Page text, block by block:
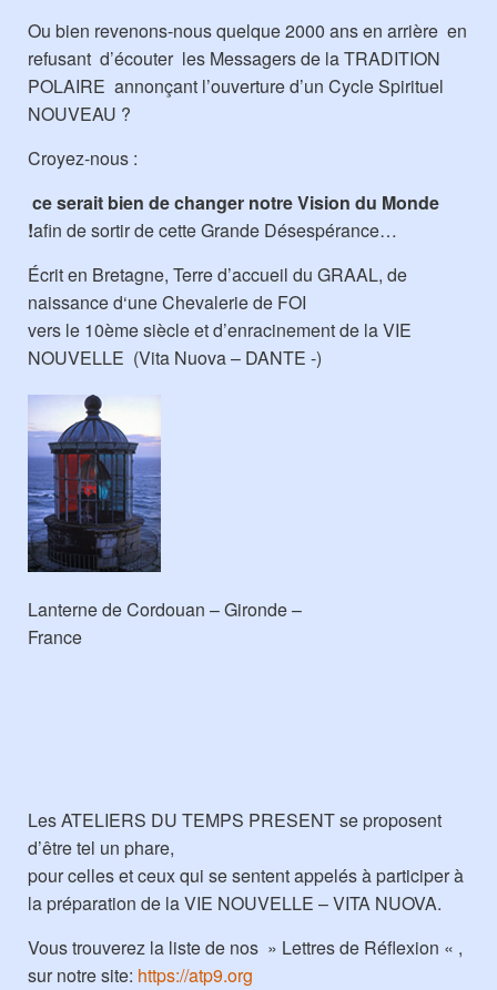
Ou bien revenons-nous quelque 2000 ans en arrière en
refusant d’écouter les Messagers de la TRADITION
POLAIRE annonçant l’ouverture d’un Cycle Spirituel
NOUVEAU ?
Croyez-nous :
ce serait bien de changer notre Vision du Monde
!afin de sortir de cette Grande Désespérance…
Écrit en Bretagne, Terre d’accueil du GRAAL, de
naissance d‘une Chevalerie de FOI
vers le 10ème siècle et d’enracinement de la VIE
NOUVELLE (Vita Nuova – DANTE -)
Lanterne de Cordouan – Gironde –
France
Les ATELIERS DU TEMPS PRESENT se proposent
d’être tel un phare,
pour celles et ceux qui se sentent appelés à participer à
la préparation de la VIE NOUVELLE – VITA NUOVA.
Vous trouverez la liste de nos » Lettres de Réflexion « ,
sur notre site: https://atp9.org